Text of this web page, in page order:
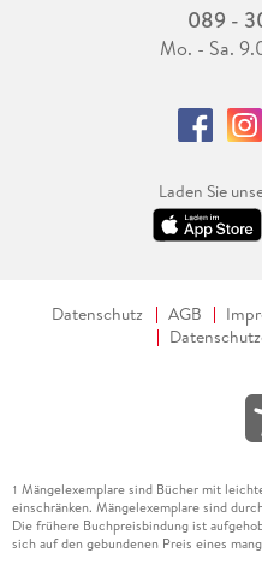
089 -
Mo. - Sa.
Laden Sie
Datenschutz AGB
1 Mängelexemplare sind Bücher mit
einschränken. Mängelexemplare sind
Die frühere Buchpreisbindung ist
sich auf den gebundenen Preis eines